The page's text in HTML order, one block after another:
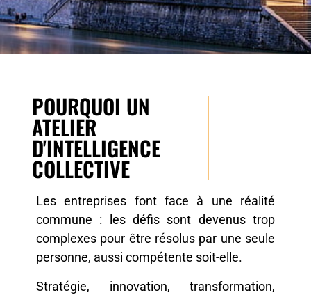
POURQUOI UN
ATELIER
D'INTELLIGENCE
COLLECTIVE
Les entreprises font face à une réalité
commune : les défis sont devenus trop
complexes pour être résolus par une seule
personne, aussi compétente soit-elle.
Stratégie, innovation, transformation,